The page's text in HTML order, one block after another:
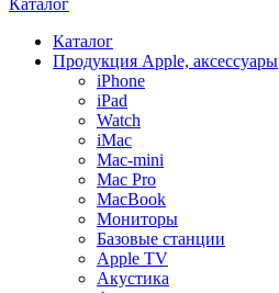
Каталог
Каталог
Продукция Apple, аксессуары
iPhone
iPad
Watch
iMac
Mac-mini
Mac Pro
MacBook
Мониторы
Базовые станции
Apple TV
Акустика